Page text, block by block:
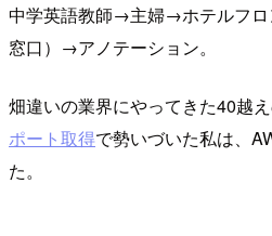
中学英語教師→主婦→ホテルフ
窓口）→アノテーション。
畑違いの業界にやってきた40越え
ポート取得で勢いづいた私は、
た。